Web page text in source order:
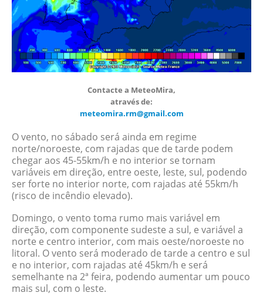
Contacte a MeteoMira,
através de:
meteomira.rm@gmail.com
O vento, no sábado será ainda em regime
norte/noroeste, com rajadas que de tarde podem
chegar aos 45-55km/h e no interior se tornam
variáveis em direção, entre oeste, leste, sul, podendo
ser forte no interior norte, com rajadas até 55km/h
(risco de incêndio elevado).
Domingo, o vento toma rumo mais variável em
direção, com componente sudeste a sul, e variável a
norte e centro interior, com mais oeste/noroeste no
litoral. O vento será moderado de tarde a centro e sul
e no interior, com rajadas até 45km/h e será
semelhante na 2ª feira, podendo aumentar um pouco
mais sul, com o leste.